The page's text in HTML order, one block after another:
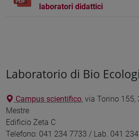
laboratori didattici
Laboratorio di Bio
Campus scientifico, via Torino 155,
Mestre
Edificio Zeta C
Telefono: 041 234 7733 / Lab. 041